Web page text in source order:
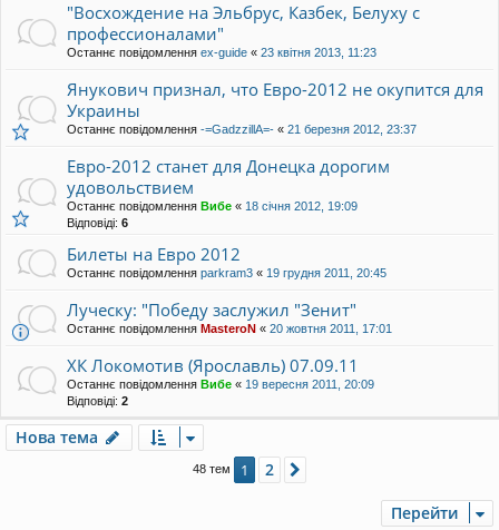
"Восхождение на Эльбрус, Казбек, Белуху с
профессионалами"
Останнє повідомлення ex-guide « 23 квітня 2013, 11:23
Янукович признал, что Евро-2012 не окупится для
Украины
Останнє повідомлення -=GadzzillA=- « 21 березня 2012, 23:37
Евро-2012 станет для Донецка дорогим
удовольствием
Останнє повідомлення Вибе « 18 січня 2012, 19:09
Відповіді: 6
Билеты на Евро 2012
Останнє повідомлення parkram3 « 19 грудня 2011, 20:45
Луческу: "Победу заслужил "Зенит"
Останнє повідомлення MasteroN « 20 жовтня 2011, 17:01
ХК Локомотив (Ярославль) 07.09.11
Останнє повідомлення Вибе « 19 вересня 2011, 20:09
Відповіді: 2
Нова тема
48 тем 1 2
Перейти